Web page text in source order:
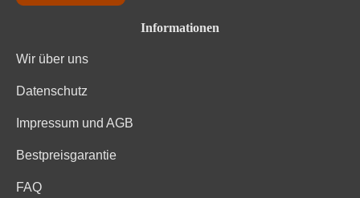
Informationen
Wir über uns
Datenschutz
Impressum und AGB
Bestpreisgarantie
FAQ